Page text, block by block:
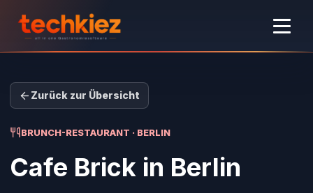
Zurück zur Übersicht
BRUNCH-RESTAURANT · BERLIN
Cafe Brick in Berlin